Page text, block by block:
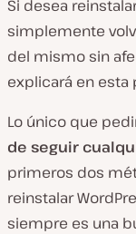
Si desea
simplemente
del mismo sin
explicará en esta
Lo único que
de seguir
primeros dos
reinstalar
siempre es una